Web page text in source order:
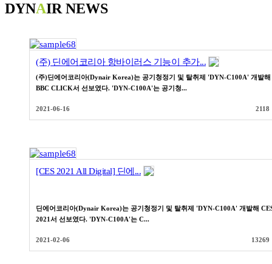
DYNAIR NEWS
(주) 딘에어코리아 항바이러스 기능이 추가...
(주)딘에어코리아(Dynair Korea)는 공기청정기 및 탈취제 'DYN-C100A' 개발해
BBC CLICK서 선보였다. 'DYN-C100A'는 공기청...
2021-06-16 2118
[CES 2021 All Digital] 딘에...
딘에어코리아(Dynair Korea)는 공기청정기 및 탈취제 'DYN-C100A' 개발해
2021서 선보였다. 'DYN-C100A'는 C...
2021-02-06 13269